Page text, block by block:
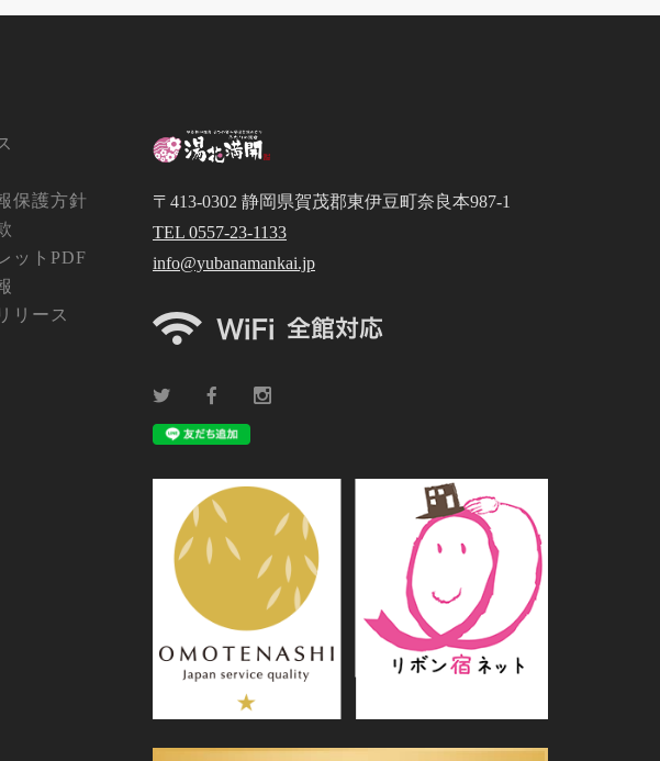
保護方針
ットPDF
リース
〒413-0302 静岡県賀茂郡東伊豆町奈良本987-1
TEL 0557-23-1133
info@yubanamankai.jp